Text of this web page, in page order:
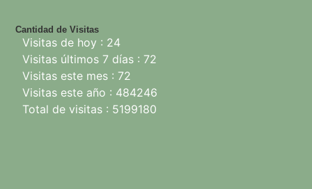
Cantidad de Visitas
Visitas de hoy : 24
Visitas últimos 7 días : 72
Visitas este mes : 72
Visitas este año : 484246
Total de visitas : 5199180